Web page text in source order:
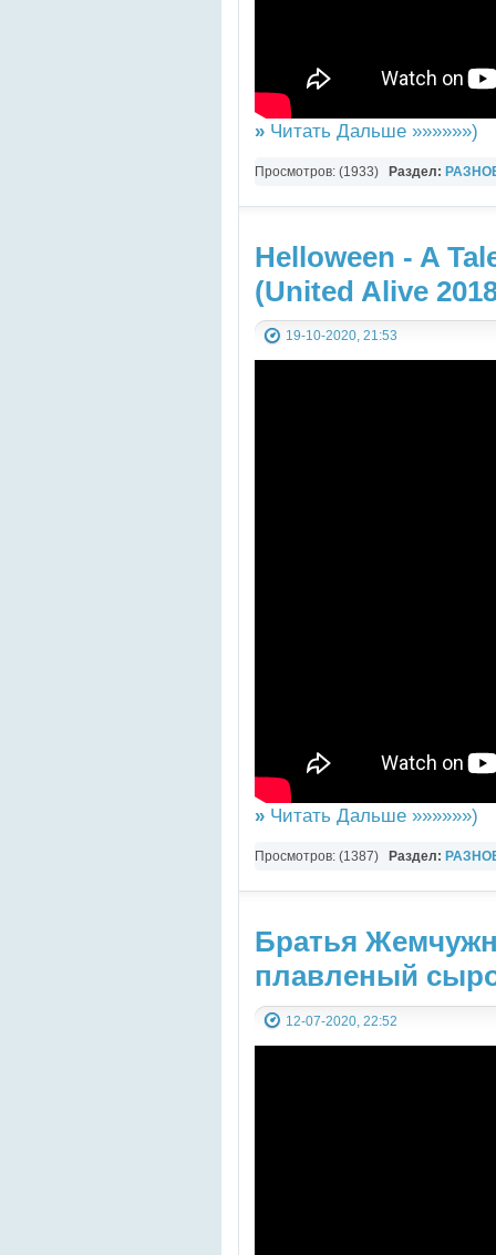
» Читать Дальше »»»»»»)
Просмотров: (1933) Раздел:
Helloween - A
(United Alive
19-10-2020, 21:53
» Читать Дальше »»»»»»)
Просмотров: (1387) Раздел:
Братья
плавленый
12-07-2020, 22:52